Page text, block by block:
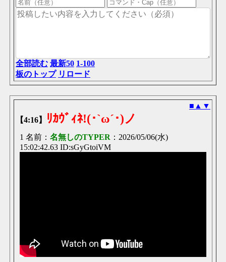
メモメイドさん呼ぶとクイック書き込みの書き込み先プルダウンがラリって
選択できなる→iPhoneでは再現できなかったメイド...
全部読む 最新50 1-100
板のトップ リロード
■ ▲ ▼
【4:16】
ﾘｶｳﾞｨﾈ!(･`ω´･)ノ
1 名前： 名無しのTYPER ：2026/05/06(水)
15:02:42.63 ID:sGyGtoiVM